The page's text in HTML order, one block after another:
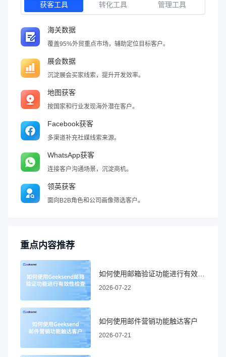
获客工具 转化工具 管理工具
海关数据
覆盖95%外贸重点市场，辅助定位目标客户。
展会数据
沉淀展会买家线索，提升开发效率。
地图获客
按国家和行业发现海外潜在客户。
Facebook获客
多渠道补充社媒线索来源。
WhatsApp获客
连接客户沟通场景，沉淀商机。
领英获客
面向B2B角色和公司画像筛选客户。
重点内容推荐
2026-07-22
如何使用邮件营销功能触达客户
2026-07-21